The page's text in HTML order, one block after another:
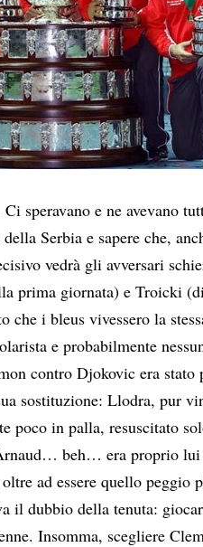
speravano e ne avevano
Serbia e sapere che,
vedrà gli avversari
prima giornata) e Troicki
che i bleus vivessero la
e probabilmente
contro Djokovic era stato
sostituzione: Llodra, pur
poco in palla, resuscitato
beh… era proprio
ad essere quello peggio
il dubbio della tenuta:
Insomma, scegliere